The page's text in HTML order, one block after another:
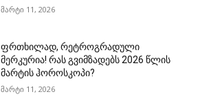
მარტი 11, 2026
ფრთხილად, რეტროგრადული
მერკურია! რას გვიმზადებს 2026 წლის
მარტის ჰოროსკოპი?
მარტი 11, 2026